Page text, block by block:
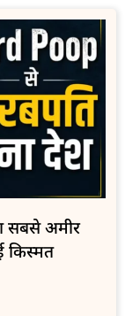
सबसे अमीर
किस्मत